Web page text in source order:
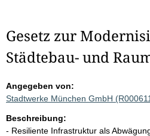
Gesetz zur
Städtebau- und
Angegeben von:
Stadtwerke München GmbH
Beschreibung:
- Resiliente Infrastruktur als